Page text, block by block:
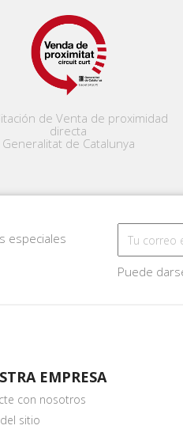
de Venta de proximidad
directa
Generalitat de Catalunya
especiales
Puede
EMPRESA
con nosotros
sitio